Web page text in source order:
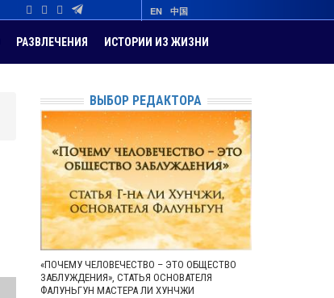
EN 中国
РАЗВЛЕЧЕНИЯ ИСТОРИИ ИЗ ЖИЗНИ
ВЫБОР РЕДАКТОРА
«ПОЧЕМУ ЧЕЛОВЕЧЕСТВО – ЭТО ОБЩЕСТВО
ЗАБЛУЖДЕНИЯ», СТАТЬЯ ОСНОВАТЕЛЯ
ФАЛУНЬГУН МАСТЕРА ЛИ ХУНЧЖИ